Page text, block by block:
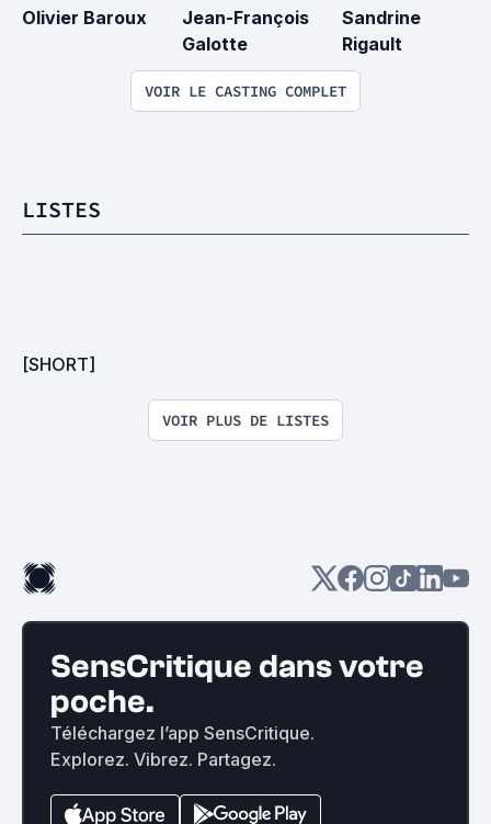
Olivier Baroux
Jean-François
Galotte
Sandrine
Rigault
VOIR LE CASTING COMPLET
LISTES
[SHORT]
VOIR PLUS DE LISTES
SensCritique dans votre
poche.
Téléchargez l’app SensCritique.
Explorez. Vibrez. Partagez.